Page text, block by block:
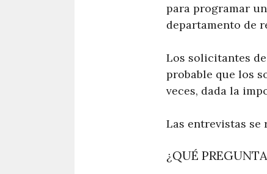
para programar
departamento de
Los solicitantes
probable que los
veces, dada la
Las entrevistas
¿QUÉ